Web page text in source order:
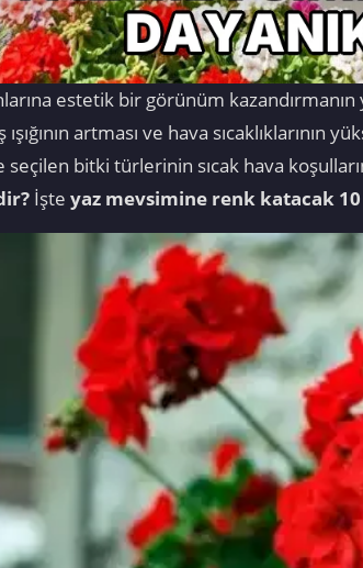
estetik bir görünüm
ışığının artması ve hava
bitki türlerinin sıcak hava
İşte yaz mevsimine renk katacak